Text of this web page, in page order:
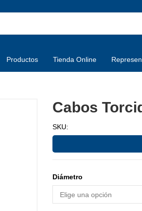
Productos Tienda Online
Cabos
SKU:
Diámetro